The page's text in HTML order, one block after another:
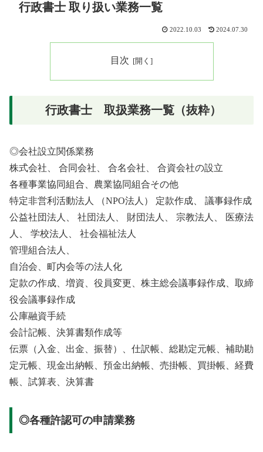
行政書士 取り扱い業務一覧
2022.10.03 2024.07.30
目次
行政書士 取扱業務一覧（抜粋）
◎会社設立関係業務
株式会社、 合同会社、 合名会社、 合資会社の設立
各種事業協同組合、農業協同組合その他
特定非営利活動法人 （NPO法人） 定款作成、 議事録作成
公益社団法人、 社団法人、 財団法人、 宗教法人、 医療法
人、 学校法人、 社会福祉法人
管理組合法人、
自治会、町内会等の法人化
定款の作成、増資、役員変更、株主総会議事録作成、取締
役会議事録作成
公庫融資手続
会計記帳、決算書類作成等
伝票（入金、出金、振替）、仕訳帳、総勘定元帳、補助勘
定元帳、現金出納帳、預金出納帳、売掛帳、買掛帳、経費
帳、試算表、決算書
◎各種許認可の申請業務